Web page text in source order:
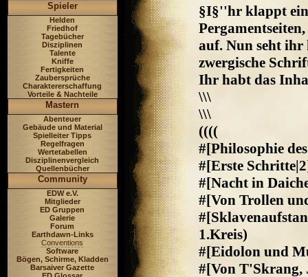
Spieler
Helden
Friedhof
Tagebücher
Disziplinen
Talente
Kniffe
Fertigkeiten
Zaubersprüche
Charaktererschaffung
Vorteile & Nachteile
Mastern
Abenteuer
Gebäude und Material
Spielleiter Tipps
Regelfragen
Wertetabellen
Disziplinenvergleich
Quellenbücher
Community
EDW e.V.
Mitglieder
ED Gruppen
Galerie
Forum
Earthdawn-Links
Conventions
Software
Bögen, Schirme, Kladden
Barsaiver Gazette
§I§''hr klappt
auf. Nun seht
zwergische
Ihr habt das
\\\
\\\
((((
#[Philosophie
#[Erste
#[Nacht in
#[Von Trollen
1.Kreis)
#[Eidolon und
#[Von T'Skrang,